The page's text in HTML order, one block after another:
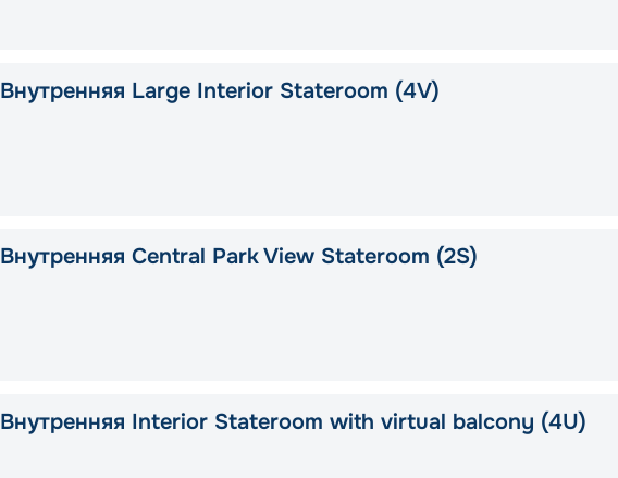
Внутренняя Large Interior Stateroom (4V)
Внутренняя Central Park View Stateroom (2S)
Внутренняя Interior Stateroom with virtual balcony (4U)